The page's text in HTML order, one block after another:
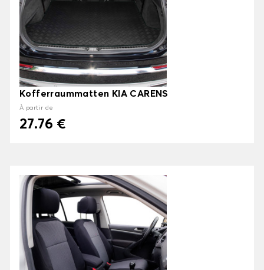
Kofferraummatten KIA CARENS
À partir de
27.76 €